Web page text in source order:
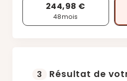
244,98 €
48mois
3 Résultat de